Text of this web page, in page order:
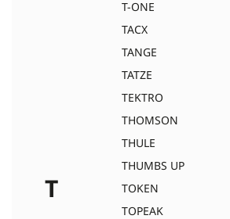
T
T-ONE
TACX
TANGE
TATZE
TEKTRO
THOMSON
THULE
THUMBS UP
TOKEN
TOPEAK